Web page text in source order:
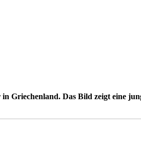
Griechenland. Das Bild zeigt eine